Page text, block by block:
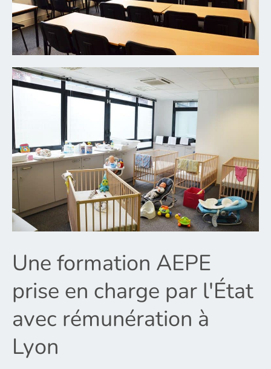
Une formation AEPE
prise en charge par l'État
avec rémunération à
Lyon